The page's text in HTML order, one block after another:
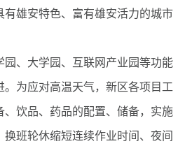
有雄安特色、富有雄安活力的城市
、大学园、互联网产业园等功能
。为应对高温天气，新区各项目工
、饮品、药品的配置、储备，实施
班轮休缩短连续作业时间、夜间